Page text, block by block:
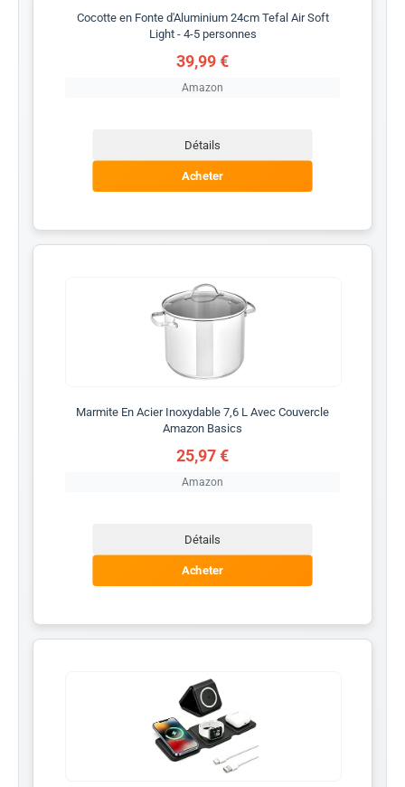
Cocotte en Fonte d'Aluminium 24cm Tefal Air Soft
Light - 4-5 personnes
39,99 €
Amazon
Détails
Acheter
Marmite En Acier Inoxydable 7,6 L Avec Couvercle
Amazon Basics
25,97 €
Amazon
Détails
Acheter